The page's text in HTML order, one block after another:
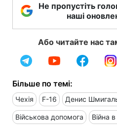
Не пропустіть
наші
Або читайте нас
Більше по темі:
Чехія F-16 Денис
Військова допомога Війна в